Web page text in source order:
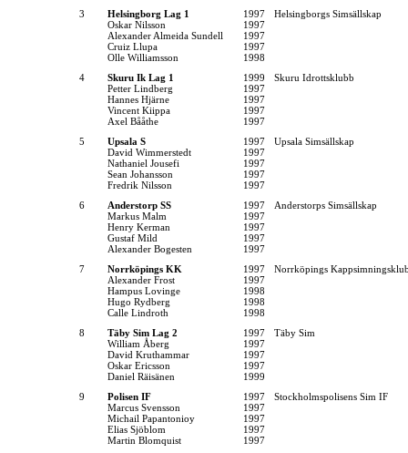
3
Helsingborg Lag 1 1997
Helsingborgs Simsällskap
Oskar Nilsson
1997
Alexander Almeida Sundell
1997
Cruiz Llupa
1997
Olle Williamsson
1998
4
Skuru Ik Lag 1 1999
Skuru Idrottsklubb
Petter Lindberg
1997
Hannes Hjärne
1997
Vincent Kiippa
1997
Axel Bååthe
1997
5
Upsala S 1997
Upsala Simsällskap
David Wimmerstedt
1997
Nathaniel Jousefi
1997
Sean Johansson
1997
Fredrik Nilsson
1997
6
Anderstorp SS 1997
Anderstorps Simsällskap
Markus Malm
1997
Henry Kerman
1997
Gustaf Mild
1997
Alexander Bogesten
1997
7
Norrköpings KK 1997
Norrköpings
Alexander Frost
1997
Hampus Lovinge
1998
Hugo Rydberg
1998
Calle Lindroth
1998
8
Täby Sim Lag 2 1997
Täby Sim
William Åberg
1997
David Kruthammar
1997
Oskar Ericsson
1997
Daniel Räisänen
1999
9
Polisen IF 1997
Stockholmspolisens Sim IF
Marcus Svensson
1997
Michail Papantonioy
1997
Elias Sjöblom
1997
Martin Blomquist
1997